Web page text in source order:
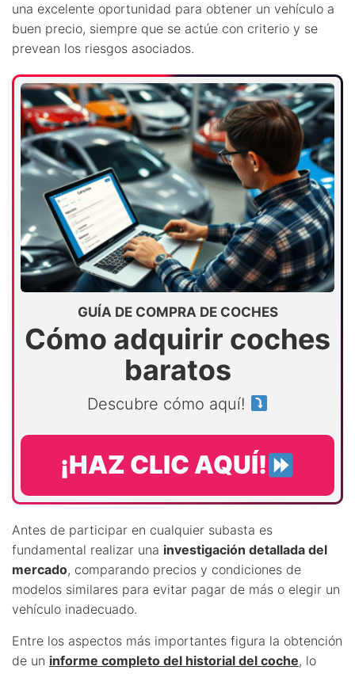
una excelente oportunidad para obtener un vehículo a
buen precio, siempre que se actúe con criterio y se
prevean los riesgos asociados.
GUÍA DE COMPRA DE COCHES
Cómo adquirir coches
baratos
Descubre cómo aquí!
¡HAZ CLIC AQUÍ!
Antes de participar en cualquier subasta es
fundamental realizar una investigación detallada del
mercado, comparando precios y condiciones de
modelos similares para evitar pagar de más o elegir un
vehículo inadecuado.
Entre los aspectos más importantes figura la obtención
de un informe completo del historial del coche, lo